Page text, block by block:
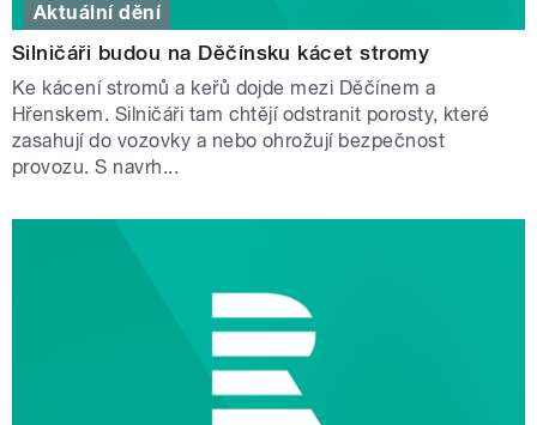
Aktuální dění
Silničáři budou na Děčínsku kácet stromy
Ke kácení stromů a keřů dojde mezi Děčínem a
Hřenskem. Silničáři tam chtějí odstranit porosty, které
zasahují do vozovky a nebo ohrožují bezpečnost
provozu. S navrh...